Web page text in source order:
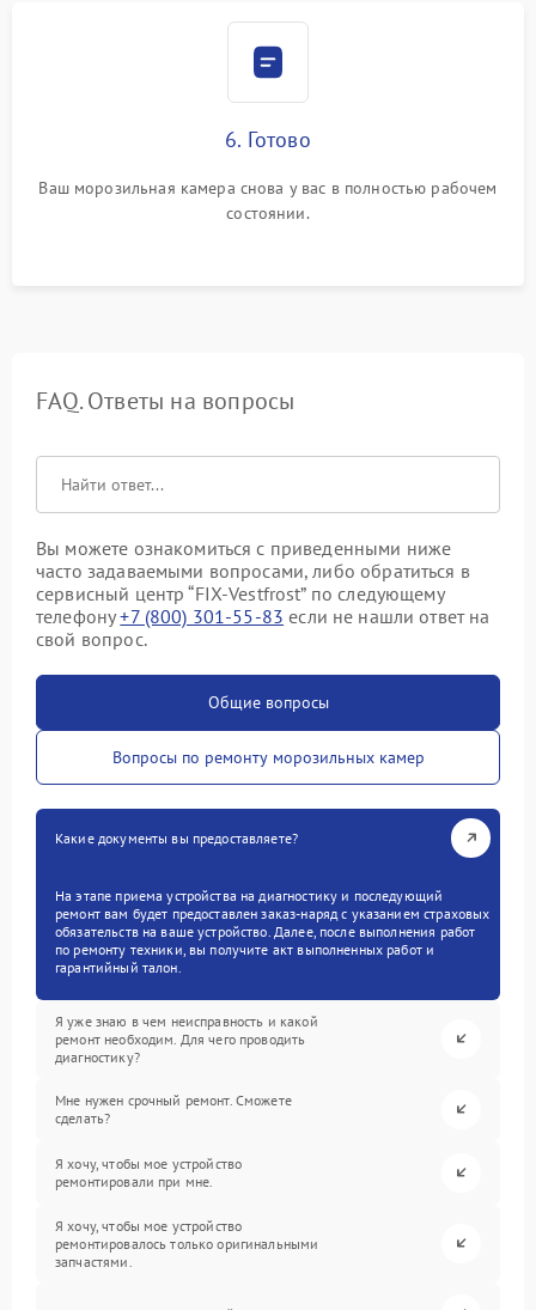
6. Готово
Ваш морозильная камера снова у вас в полностью рабочем
состоянии.
FAQ. Ответы на вопросы
Вы можете ознакомиться с приведенными ниже
часто задаваемыми вопросами, либо обратиться в
сервисный центр “FIX-Vestfrost” по следующему
телефону+7 (800) 301-55-83 если не нашли ответ на
свой вопрос.
Общие вопросы
Вопросы по ремонту морозильных камер
Какие документы вы предоставляете?
На этапе приема устройства на диагностику и последующий
ремонт вам будет предоставлен заказ-наряд с указанием страховых
обязательств на ваше устройство. Далее, после выполнения работ
по ремонту техники, вы получите акт выполненных работ и
гарантийный талон.
Я уже знаю в чем неисправность и какой
ремонт необходим. Для чего проводить
диагностику?
Мне нужен срочный ремонт. Сможете
сделать?
Я хочу, чтобы мое устройство
ремонтировали при мне.
Я хочу, чтобы мое устройство
ремонтировалось только оригинальными
запчастями.